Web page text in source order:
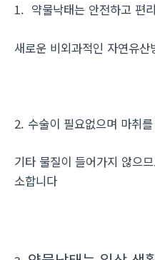
1. 약물낙태는 안전하고 편
새로운 비외과적인 자연유산
2. 수술이 필요없으며 마취
기타 물질이 들어가지 않으
소합니다